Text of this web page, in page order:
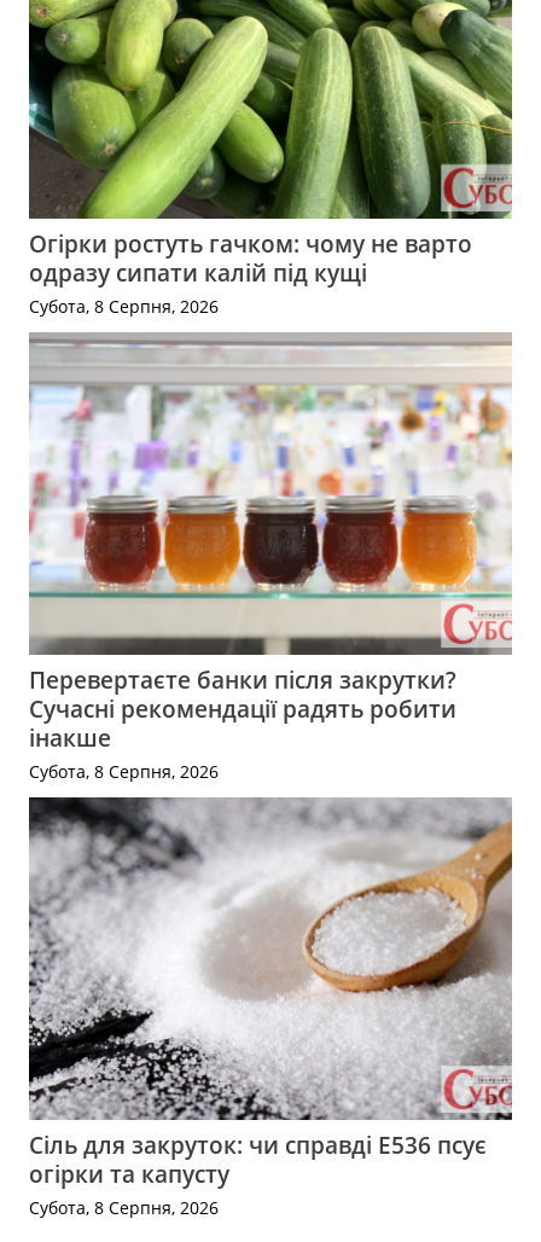
Огірки ростуть гачком: чому не варто
одразу сипати калій під кущі
Субота, 8 Серпня, 2026
Перевертаєте банки після закрутки?
Сучасні рекомендації радять робити
інакше
Субота, 8 Серпня, 2026
Сіль для закруток: чи справді Е536 псує
огірки та капусту
Субота, 8 Серпня, 2026